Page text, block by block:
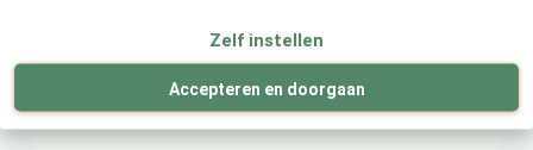
Zelf instellen
Accepteren en doorgaan
8720093395310
Everlands